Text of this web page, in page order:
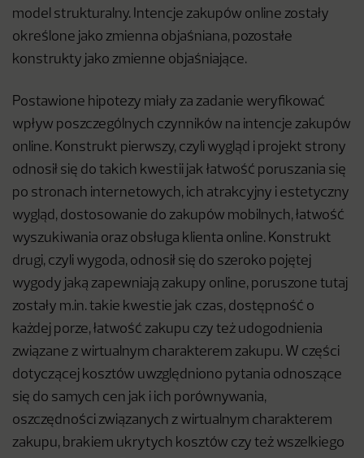
model strukturalny. Intencje zakupów online zostały
określone jako zmienna objaśniana, pozostałe
konstrukty jako zmienne objaśniające.
Postawione hipotezy miały za zadanie weryfikować
wpływ poszczególnych czynników na intencje zakupów
online. Konstrukt pierwszy, czyli wygląd i projekt strony
odnosił się do takich kwestii jak łatwość poruszania się
po stronach internetowych, ich atrakcyjny i estetyczny
wygląd, dostosowanie do zakupów mobilnych, łatwość
wyszukiwania oraz obsługa klienta online. Konstrukt
drugi, czyli wygoda, odnosił się do szeroko pojętej
wygody jaką zapewniają zakupy online, poruszone tutaj
zostały m.in. takie kwestie jak czas, dostępność o
każdej porze, łatwość zakupu czy też udogodnienia
związane z wirtualnym charakterem zakupu. W części
dotyczącej kosztów uwzględniono pytania odnoszące
się do samych cen jak i ich porównywania,
oszczędności związanych z wirtualnym charakterem
zakupu, brakiem ukrytych kosztów czy też wszelkiego